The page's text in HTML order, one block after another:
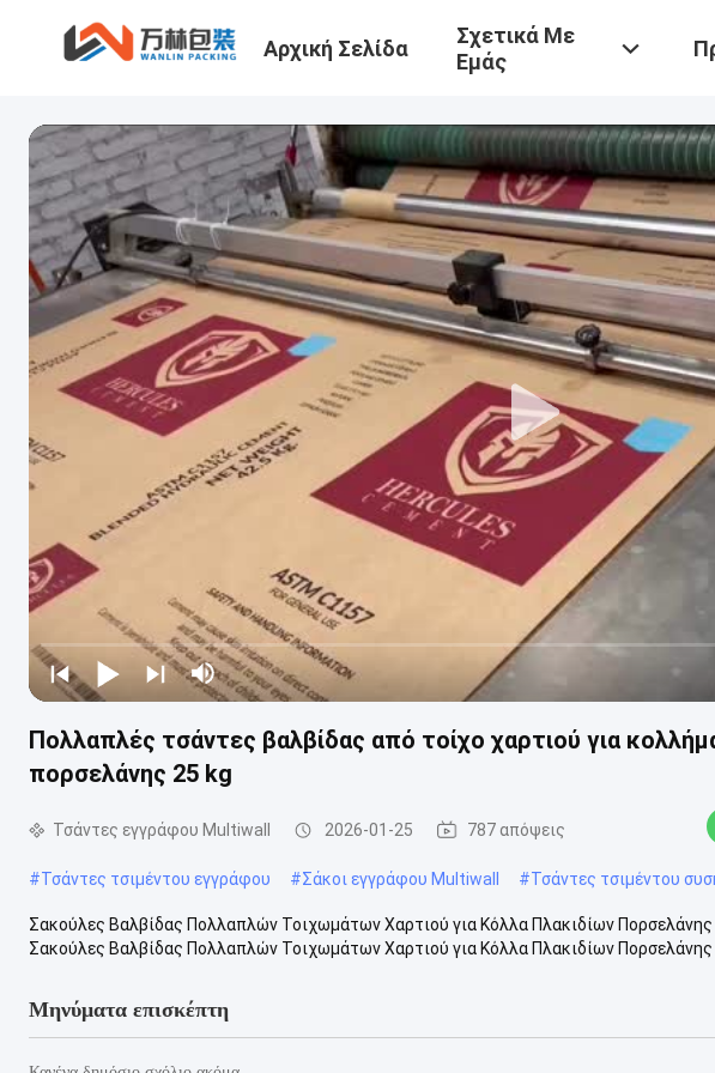
Αρχική Σελίδα
Σχετικά Με
Εμάς
Πολλαπλές τσάντες βαλβίδας από τοίχο χαρτιού για
πορσελάνης 25 kg
Τσάντες εγγράφου Multiwall 2026-01-25 787 απόψεις
#Τσάντες τσιμέντου εγγράφου #Σάκοι εγγράφου Multiwall #Τσάντες τσιμέντου
Σακούλες Βαλβίδας Πολλαπλών Τοιχωμάτων Χαρτιού για Κόλλα Πλακιδίων
Σακούλες Βαλβίδας Πολλαπλών Τοιχωμάτων Χαρτιού για Κόλλα Πλακιδίων Πορσελάνης
Μηνύματα επισκέπτη